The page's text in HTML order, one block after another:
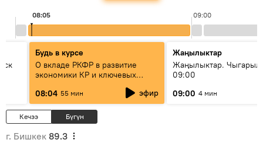
09:00
08:05
Будь в курсе
О вкладе РКФР в развитие
экономики КР и ключевых
08:04 55 мин эфир
Жаңылыктар
Жаңылыктар.
09:00
09:00 4 мин
Кечээ Бүгүн
г. Бишкек 89.3